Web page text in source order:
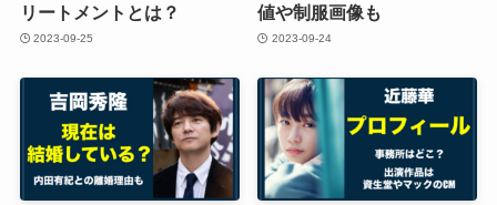
リートメントとは？
2023-09-25
値や制服画像も
2023-09-24